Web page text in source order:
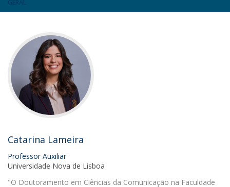
Catarina Lameira
Professor Auxiliar
Universidade Nova de Lisboa
"O Doutoramento em Ciências da Comunicação na Faculdade